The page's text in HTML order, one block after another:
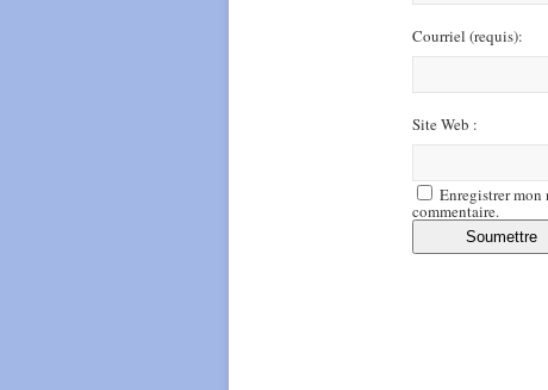
Courriel (requis):
Site Web :
Enregistrer mon
commentaire.